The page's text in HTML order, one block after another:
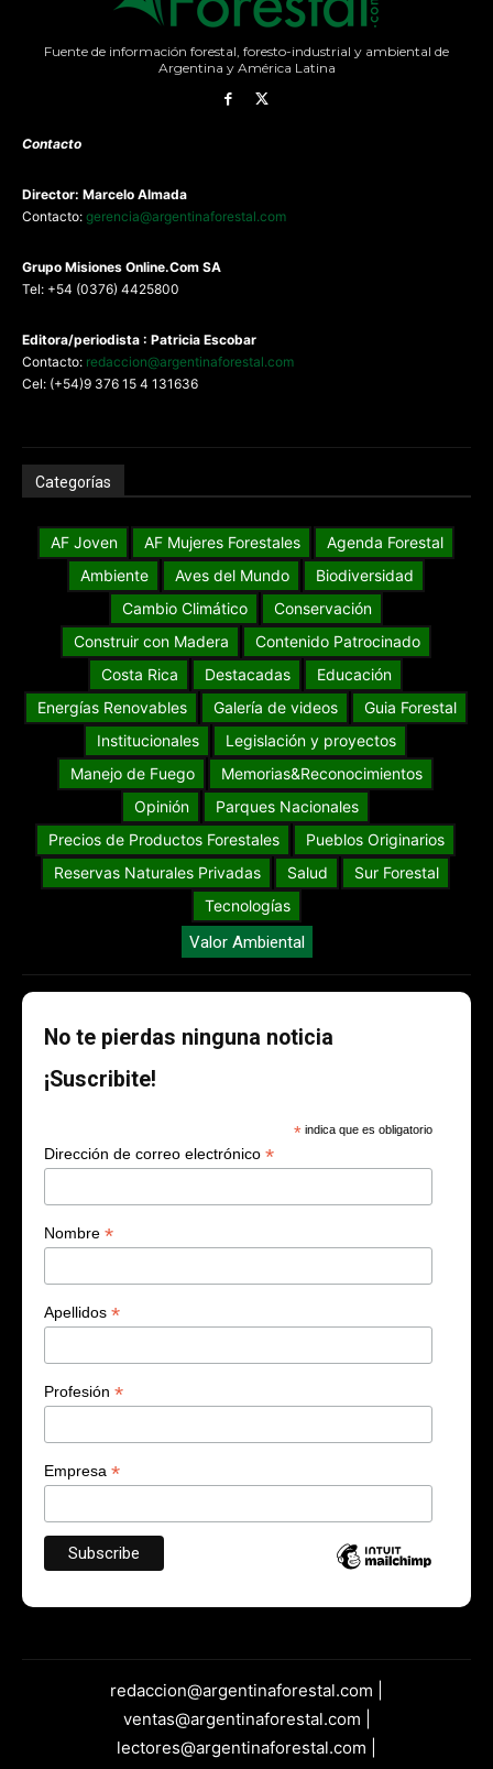
Fuente de información forestal, foresto-industrial y ambiental de
Argentina y América Latina
Contacto
Director: Marcelo Almada
Contacto: gerencia@argentinaforestal.com
Grupo Misiones Online.Com SA
Tel: +54 (0376) 4425800
Editora/periodista : Patricia Escobar
Contacto: redaccion@argentinaforestal.com
Cel: (+54)9 376 15 4 131636
Categorías
AF Joven AF Mujeres Forestales
Agenda Forestal
Ambiente
Aves del Mundo
Biodiversidad
Cambio Climático
Conservación
Construir con Madera
Contenido Patrocinado
Costa Rica
Destacadas
Educación
Energías Renovables
Galería de videos
Guia Forestal
Institucionales
Legislación y proyectos
Manejo de Fuego
Memorias&Reconocimientos
Opinión
Parques Nacionales
Precios de Productos Forestales
Pueblos Originarios
Reservas Naturales Privadas
Salud
Sur Forestal
Tecnologías
Valor Ambiental
No te pierdas ninguna noticia
¡Suscribite!
* indica que es obligatorio
Dirección de correo electrónico *
Nombre *
Apellidos *
Profesión *
Empresa *
redaccion@argentinaforestal.com |
ventas@argentinaforestal.com |
lectores@argentinaforestal.com |